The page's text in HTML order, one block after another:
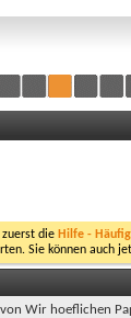
die Hilfe -
Sie können auch
Wir hoeflichen